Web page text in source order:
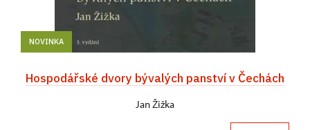
NOVINKA
Hospodářské dvory bývalých panství v Čechách
Jan Žižka